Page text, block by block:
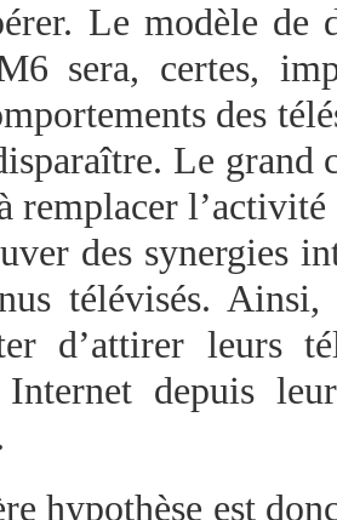
Le modèle de
sera, certes,
des
Le grand
remplacer
des synergies
télévisés. Ainsi,
d’attirer leurs
Internet depuis
hypothèse est